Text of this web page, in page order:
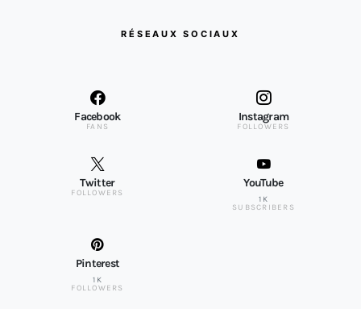
RÉSEAUX SOCIAUX
Facebook
FANS
Instagram
FOLLOWERS
Twitter
FOLLOWERS
YouTube
1K
SUBSCRIBERS
Pinterest
1K
FOLLOWERS